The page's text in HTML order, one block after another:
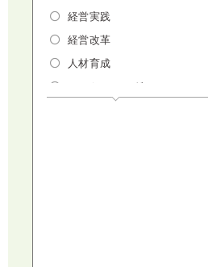
経営実践
経営改革
人材育成
マーケティング